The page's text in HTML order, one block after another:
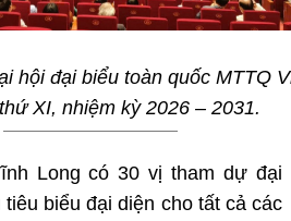
hội đại biểu toàn quốc MTTQ
XI, nhiệm kỳ 2026 – 2031.
Long có 30 vị tham dự đại
biểu đại diện cho tất cả các